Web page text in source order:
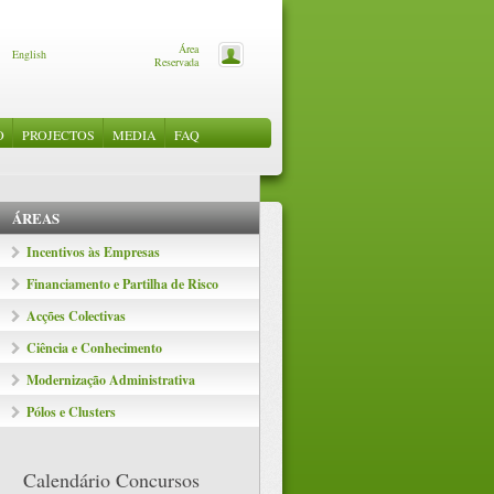
English
Área
Reservada
CLUSTERS
PROJECTOS
QREN
MEDIA
FAQ
ÁREAS
Incentivos às Empresas
Financiamento e Partilha de Risco
Acções Colectivas
Ciência e Conhecimento
Modernização Administrativa
Pólos e Clusters
Calendário Concursos